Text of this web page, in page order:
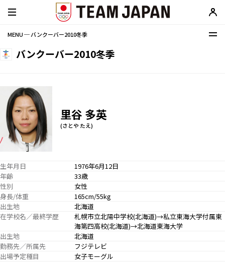
MENU ─ バンクーバー2010冬季
バンクーバー2010冬季
里谷 多英
(さとや たえ)
生年月日
1976年6月12日
年齢
33歳
性別
女性
身長/体重
165cm/55kg
出生地
北海道
在学校名／最終学歴
札幌市立北陽中学校(北海道)→私立東海大学付属東
海第四高校(北海道)→北海道東海大学
出生地
北海道
勤務先／所属先
フジテレビ
出場予定種目
女子モーグル